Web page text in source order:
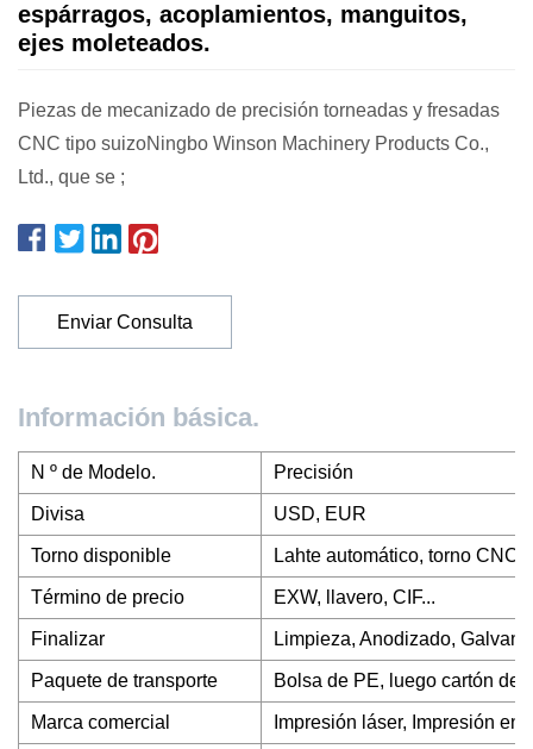
espárragos, acoplamientos, manguitos,
ejes moleteados.
Piezas de mecanizado de precisión torneadas y fresadas
CNC tipo suizoNingbo Winson Machinery Products Co.,
Ltd., que se ;
Enviar Consulta
Información básica.
N º de Modelo. Precisión
Divisa USD, EUR
Torno disponible Lahte automático, torno CNC
Término de precio EXW, llavero, CIF...
Finalizar Limpieza, Anodizado,
Paquete de transporte Bolsa de PE, luego cartón de
Marca comercial Impresión láser, Impresión en